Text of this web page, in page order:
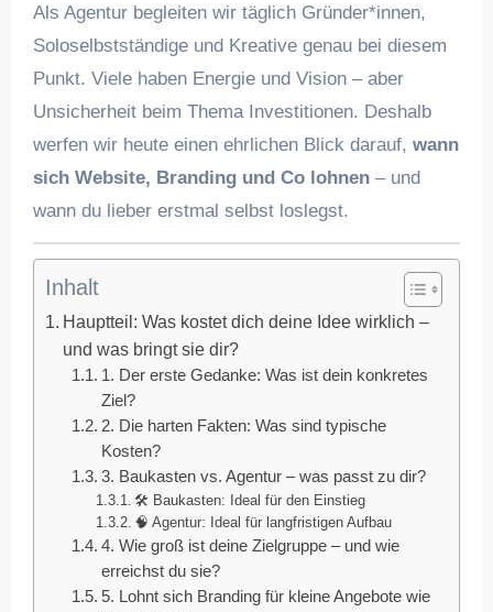
Als Agentur begleiten wir täglich Gründer*innen,
Soloselbstständige und Kreative genau bei diesem
Punkt. Viele haben Energie und Vision – aber
Unsicherheit beim Thema Investitionen. Deshalb
werfen wir heute einen ehrlichen Blick darauf, wann
sich Website, Branding und Co lohnen– und
wann du lieber erstmal selbst loslegst.
Inhalt
Hauptteil: Was kostet dich deine Idee wirklich –
und was bringt sie dir?
1. Der erste Gedanke: Was ist dein konkretes
Ziel?
2. Die harten Fakten: Was sind typische
Kosten?
3. Baukasten vs. Agentur – was passt zu dir?
🛠 Baukasten: Ideal für den Einstieg
🧠 Agentur: Ideal für langfristigen Aufbau
4. Wie groß ist deine Zielgruppe – und wie
erreichst du sie?
5. Lohnt sich Branding für kleine Angebote wie